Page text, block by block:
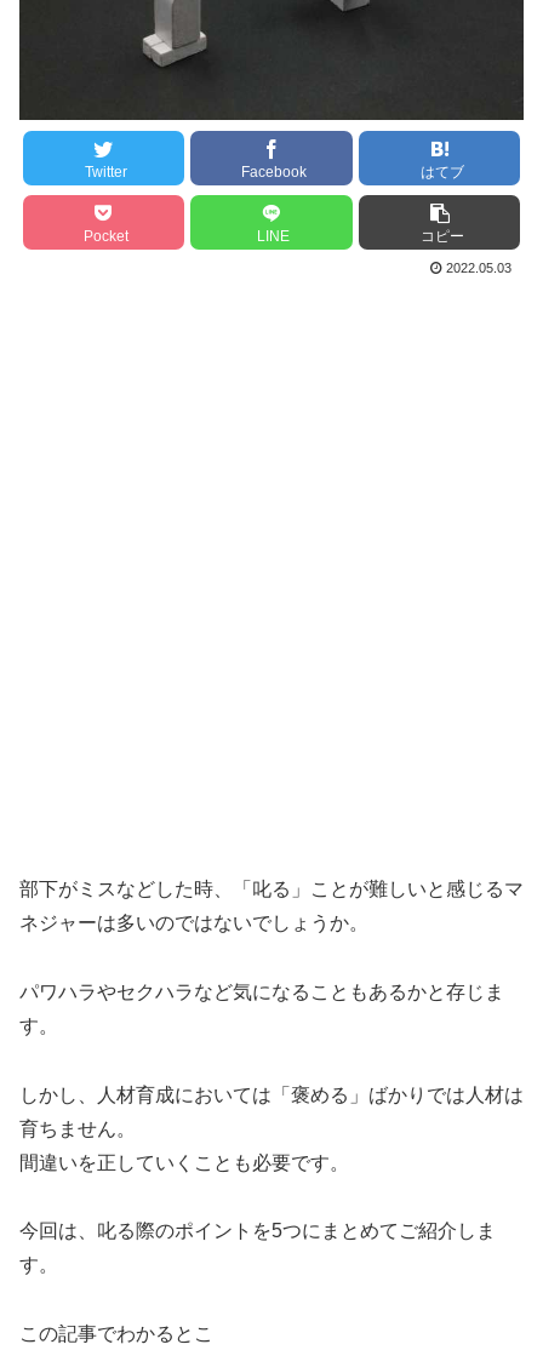
Twitter Facebook はてブ
Pocket LINE コピー
2022.05.03
部下がミスなどした時、「叱る」ことが難しいと感じるマ
ネジャーは多いのではないでしょうか。
パワハラやセクハラなど気になることもあるかと存じま
す。
しかし、人材育成においては「褒める」ばかりでは人材は
育ちません。
間違いを正していくことも必要です。
今回は、叱る際のポイントを5つにまとめてご紹介しま
す。
この記事でわかるとこ